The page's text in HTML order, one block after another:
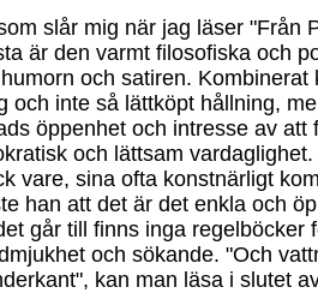
slår mig när jag läser "Från
är den varmt filosofiska och
och satiren. Kombinerat
och inte så lättköpt hållning,
öppenhet och intresse av att
och lättsam
vare, sina ofta konstnärligt
han att det är det enkla och
går till finns inga regelböcker
och sökande. "Och
kan man läsa i slutet